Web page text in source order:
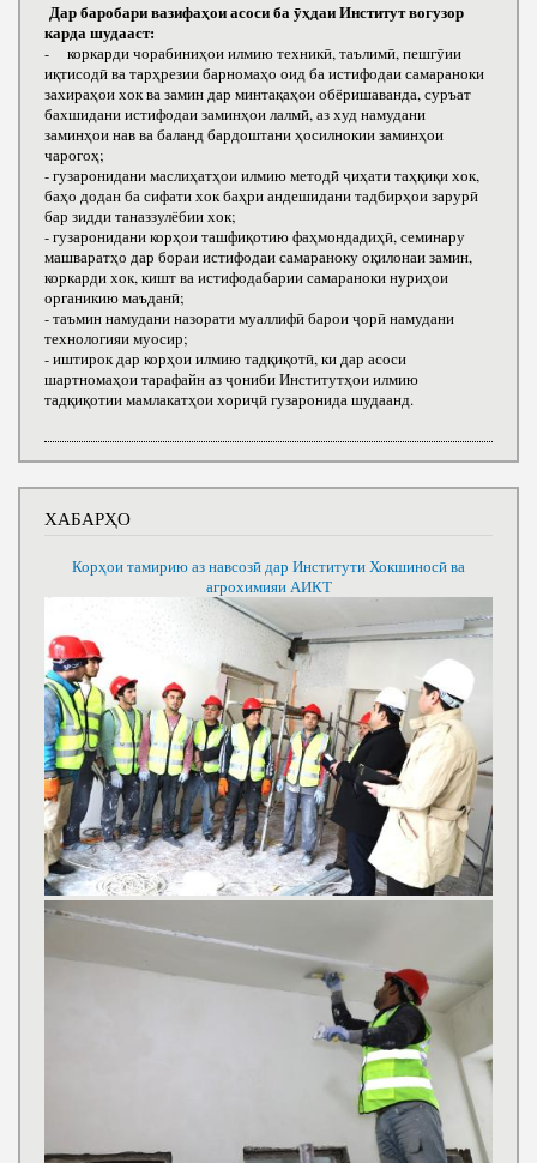
Дар баробари вазифаҳои асоси ба ӯҳдаи Институт вогузор
карда шудааст:
- коркарди чорабиниҳои илмию техникӣ, таълимӣ, пешгӯии
иқтисодӣ ва тарҳрезии барномаҳо оид ба истифодаи самараноки
захираҳои хок ва замин дар минтақаҳои обёришаванда, суръат
бахшидани истифодаи заминҳои лалмӣ, аз худ намудани
заминҳои нав ва баланд бардоштани ҳосилнокии заминҳои
чарогоҳ;
- гузаронидани маслиҳатҳои илмию методӣ ҷиҳати таҳқиқи хок,
баҳо додан ба сифати хок баҳри андешидани тадбирҳои зарурӣ
бар зидди таназзулёбии хок;
- гузаронидани корҳои ташфиқотию фаҳмондадиҳӣ, семинару
машваратҳо дар бораи истифодаи самараноку оқилонаи замин,
коркарди хок, кишт ва истифодабарии самараноки нуриҳои
органикию маъданӣ;
- таъмин намудани назорати муаллифӣ барои ҷорӣ намудани
технологияи муосир;
- иштирок дар корҳои илмию тадқиқотӣ, ки дар асоси
шартномаҳои тарафайн аз ҷониби Институтҳои илмию
тадқиқотии мамлакатҳои хориҷӣ гузаронида шудаанд.
ХАБАРҲО
Корҳои тамирию аз навсозӣ дар Институти Хокшиносӣ ва
агрохимияи АИКТ